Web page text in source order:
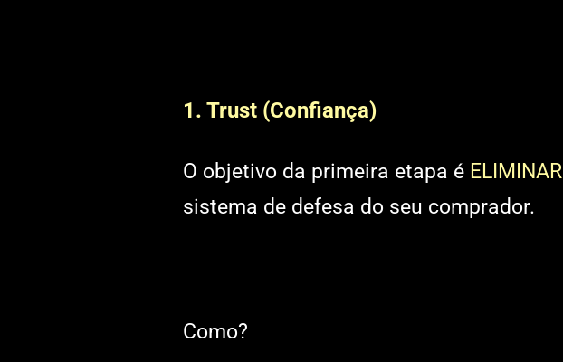
1. Trust (Confiança)
O objetivo da primeira etapa é ELIMINAR
sistema de defesa do seu comprador.
Como?